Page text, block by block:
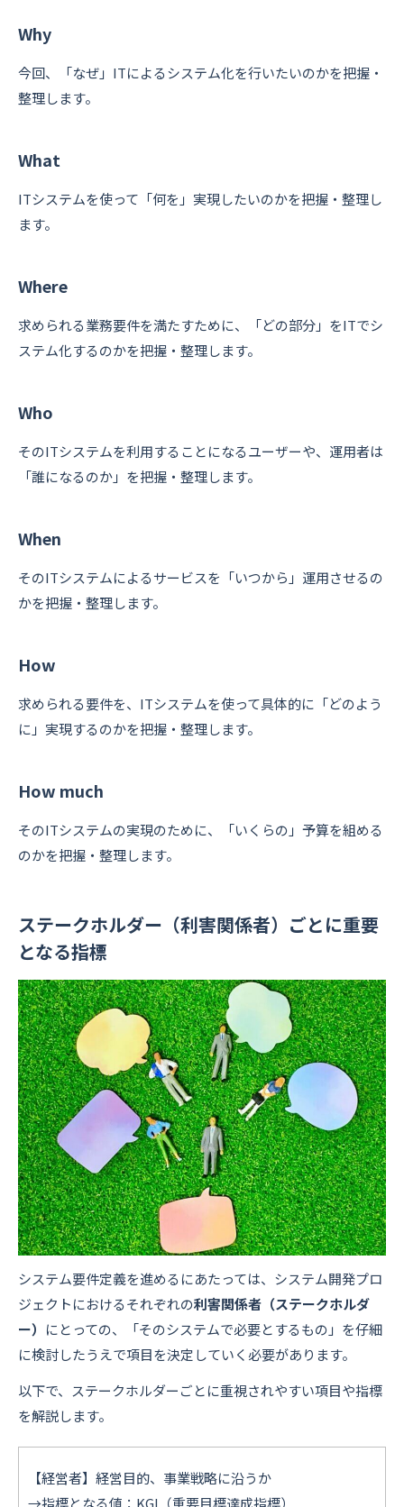
Why
今回、「なぜ」ITによるシステム化を行いたいのかを把握・
整理します。
What
ITシステムを使って「何を」実現したいのかを把握・整理し
ます。
Where
求められる業務要件を満たすために、「どの部分」をITでシ
ステム化するのかを把握・整理します。
Who
そのITシステムを利用することになるユーザーや、運用者は
「誰になるのか」を把握・整理します。
When
そのITシステムによるサービスを「いつから」運用させるの
かを把握・整理します。
How
求められる要件を、ITシステムを使って具体的に「どのよう
に」実現するのかを把握・整理します。
How much
そのITシステムの実現のために、「いくらの」予算を組める
のかを把握・整理します。
ステークホルダー（利害関係者）ごとに重要
となる指標
システム要件定義を進めるにあたっては、システム開発プロ
ジェクトにおけるそれぞれの利害関係者（ステークホルダ
ー） にとっての、「そのシステムで必要とするもの」を仔細
に検討したうえで項目を決定していく必要があります。
以下で、ステークホルダーごとに重視されやすい項目や指標
を解説します。
【経営者】経営目的、事業戦略に沿うか
→指標となる値：KGI（重要目標達成指標）